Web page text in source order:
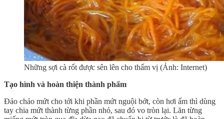
Những sợi cà rốt được sên lên cho thấm vị (Ảnh: Internet)
Tạo hình và hoàn thiện thành phẩm
Đảo chảo mứt cho tới khi phần mứt nguội bớt, còn hơi ấm thì dùng
tay chia mứt thành từng phần nhỏ, sau đó vo tròn lại. Lăn từng